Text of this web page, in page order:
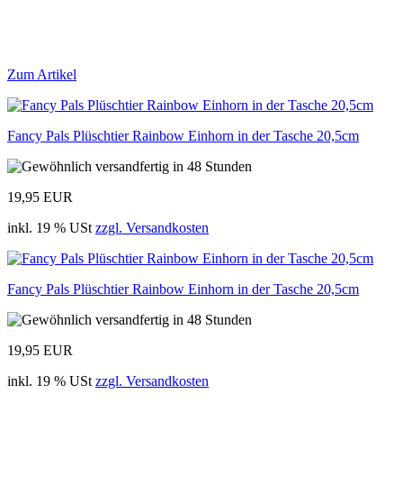
Zum Artikel
Fancy Pals Plüschtier Rainbow Einhorn in der Tasche 20,5cm
19,95 EUR
inkl. 19 % USt zzgl. Versandkosten
Fancy Pals Plüschtier Rainbow Einhorn in der Tasche 20,5cm
19,95 EUR
inkl. 19 % USt zzgl. Versandkosten